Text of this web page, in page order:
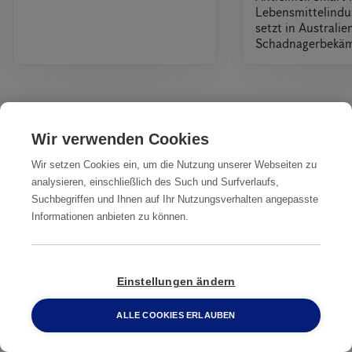
setzt in
Professionelle Rattenbekämpfung
beauftragen
Kontakt
0800 2 33 04 00
Wir verwenden Cookies
Wir setzen Cookies ein, um die Nutzung unserer Webseiten zu
analysieren, einschließlich des Such und Surfverlaufs,
Suchbegriffen und Ihnen auf Ihr Nutzungsverhalten angepasste
Informationen anbieten zu können.
Einstellungen ändern
ALLE COOKIES ERLAUBEN